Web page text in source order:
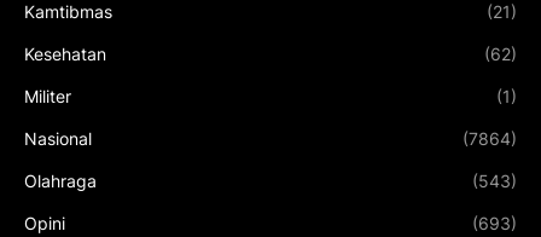
Kamtibmas (21)
Kesehatan (62)
Militer (1)
Nasional (7864)
Olahraga (543)
Opini (693)